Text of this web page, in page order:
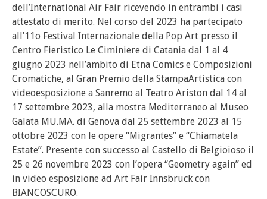
dell’International Air Fair ricevendo in entrambi i casi
attestato di merito. Nel corso del 2023 ha partecipato
all’11o Festival Internazionale della Pop Art presso il
Centro Fieristico Le Ciminiere di Catania dal 1 al 4
giugno 2023 nell’ambito di Etna Comics e Composizioni
Cromatiche, al Gran Premio della StampaArtistica con
videoesposizione a Sanremo al Teatro Ariston dal 14 al
17 settembre 2023, alla mostra Mediterraneo al Museo
Galata MU.MA. di Genova dal 25 settembre 2023 al 15
ottobre 2023 con le opere “Migrantes” e “Chiamatela
Estate”. Presente con successo al Castello di Belgioioso il
25 e 26 novembre 2023 con l’opera “Geometry again” ed
in video esposizione ad Art Fair Innsbruck con
BIANCOSCURO.